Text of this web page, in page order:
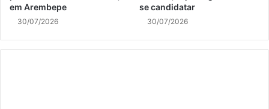
em Arembepe
30/07/2026
se candidatar
30/07/2026